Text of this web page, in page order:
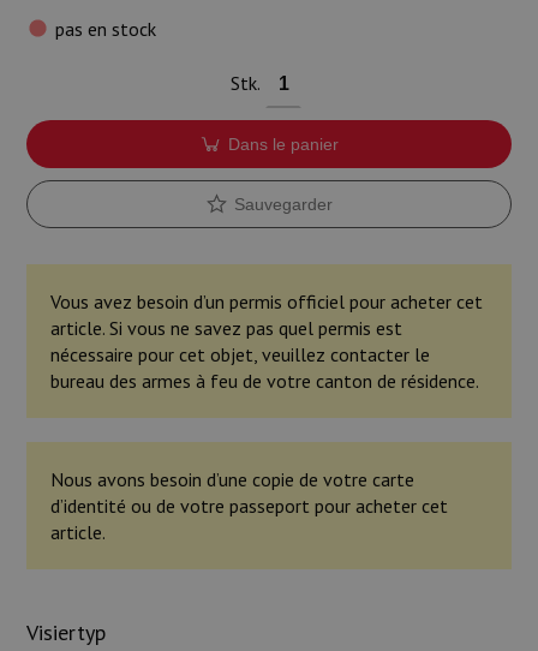
pas en stock
Stk.
Dans le panier
Sauvegarder
Vous avez besoin d’un permis officiel pour acheter cet
article. Si vous ne savez pas quel permis est
nécessaire pour cet objet, veuillez contacter le
bureau des armes à feu de votre canton de résidence.
Nous avons besoin d’une copie de votre carte
d’identité ou de votre passeport pour acheter cet
article.
Visiertyp